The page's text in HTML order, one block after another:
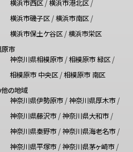
横浜市西区/ 横浜市港北区/
横浜市磯子区/ 横浜市南区/
横浜市保土ケ谷区/ 横浜市栄区
市
神奈川県相模原市/相模原市 緑区/
相模原市 中央区/相模原市 南区
の地域
神奈川県伊勢原市/神奈川県厚木市/
神奈川県藤沢市/神奈川県大和市/
神奈川県秦野市/神奈川県海老名市/
神奈川県平塚市/神奈川県茅ヶ崎市/